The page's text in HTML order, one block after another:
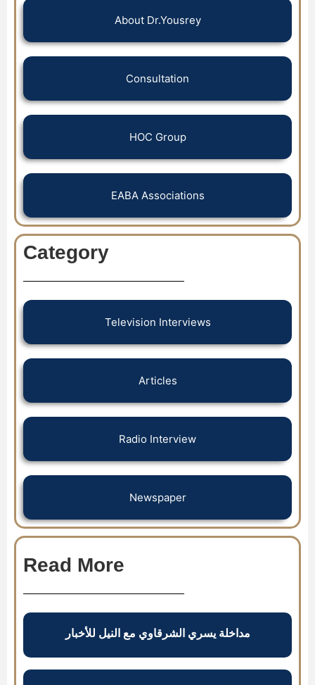
About Dr.Yousrey
Consultation
HOC Group
EABA Associations
Category
Television Interviews
Articles
Radio Interview
Newspaper
Read More
مداخلة يسري الشرقاوي مع النيل للأخبار